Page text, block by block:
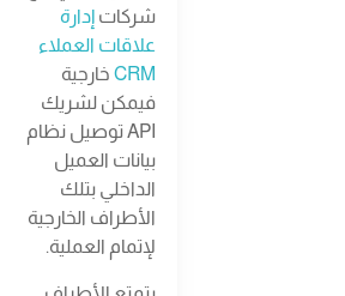
شركات إدارة
علاقات العملاء
CRMخارجية
فيمكن لشريك
API توصيل نظام
بيانات العميل
الداخلي بتلك
الأطراف الخارجية
لإتمام العملية.